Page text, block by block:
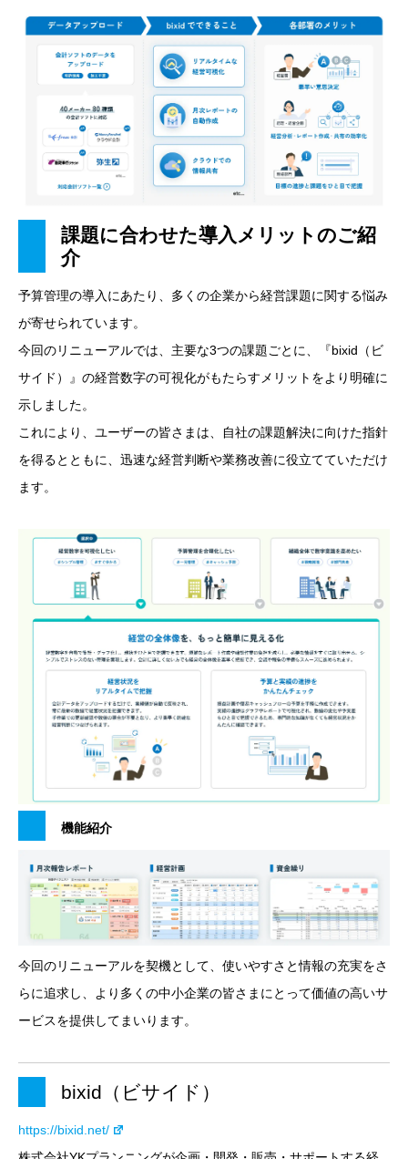
課題に合わせた導入メリットのご紹
介
予算管理の導入にあたり、多くの企業から経営課題に関する悩み
が寄せられています。
今回のリニューアルでは、主要な3つの課題ごとに、『bixid（ビ
サイド）』の経営数字の可視化がもたらすメリットをより明確に
示しました。
これにより、ユーザーの皆さまは、自社の課題解決に向けた指針
を得るとともに、迅速な経営判断や業務改善に役立てていただけ
ます。
機能紹介
今回のリニューアルを契機として、使いやすさと情報の充実をさ
らに追求し、より多くの中小企業の皆さまにとって価値の高いサ
ービスを提供してまいります。
bixid（ビサイド）
https://bixid.net/